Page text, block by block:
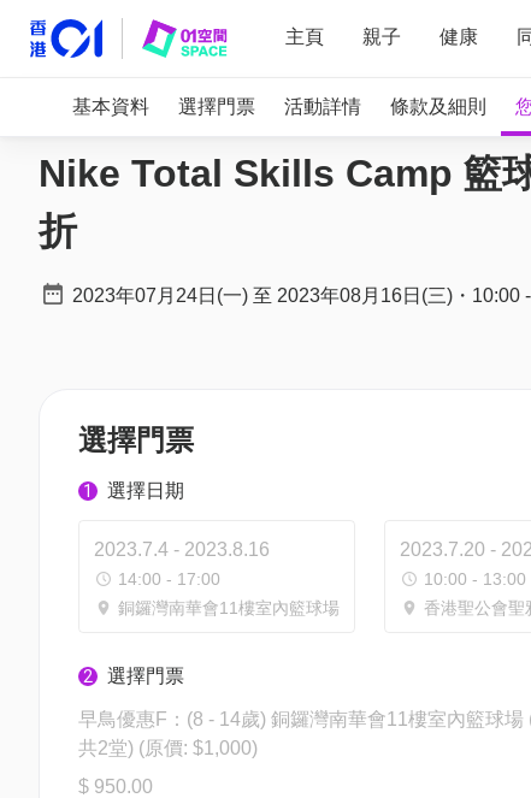
主頁 親子 健康
基本資料 選擇門票 活動詳情 條款及細則
Nike Total Skills Camp 籃
折
2023年07月24日(一) 至 2023年08月16日(三) ・ 10:00 -
選擇門票
1 選擇日期
2023.7.4 - 2023.8.16
14:00 - 17:00
銅鑼灣南華會11樓室內籃球場
2023.7.20 -
10:00 - 13:00
香港聖公會聖
2 選擇門票
早鳥優惠F：(8 - 14歲) 銅鑼灣南華會11樓室內籃球場
共2堂) (原價: $1,000)
$ 950.00